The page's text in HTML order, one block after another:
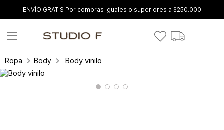
ENVÍO GRATIS Por compras iguales o superiores a $250.000
Ropa Body Body vinilo